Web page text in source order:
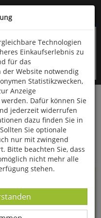
960
worden !
mehr in unserem
Technologien
Einkaufserlebnis zu
für das
Website notwendig
Statistikzwecken,
Anzeige
Dafür können Sie
jederzeit widerrufen
dazu finden Sie in
Sie optionale
nur mit zwingend
Bitte beachten Sie, dass
nicht mehr alle
stehen.
-